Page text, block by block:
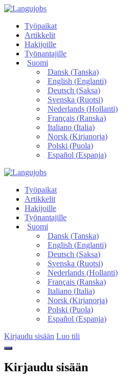
Työpaikat
Artikkelit
Hakijoille
Työnantajille
Suomi
Dansk(Tanska)
English (Englanti)
Deutsch (Saksa)
Svenska (Ruotsi)
Nederlands(Hollanti)
Français(Ranska)
Italiano(Italia)
Norsk(Kirjanorja)
Polski (Puola)
Español (Espanja)
Työpaikat
Artikkelit
Hakijoille
Työnantajille
Suomi
Dansk(Tanska)
English (Englanti)
Deutsch (Saksa)
Svenska (Ruotsi)
Nederlands(Hollanti)
Français(Ranska)
Italiano(Italia)
Norsk(Kirjanorja)
Polski (Puola)
Español (Espanja)
Kirjaudu sisään Luo tili
Kirjaudu sisään